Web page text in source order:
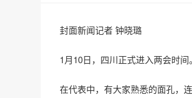
封面新闻记者 钟晓璐
1月10日，四川正式进入两会时
在代表中，有大家熟悉的面孔，